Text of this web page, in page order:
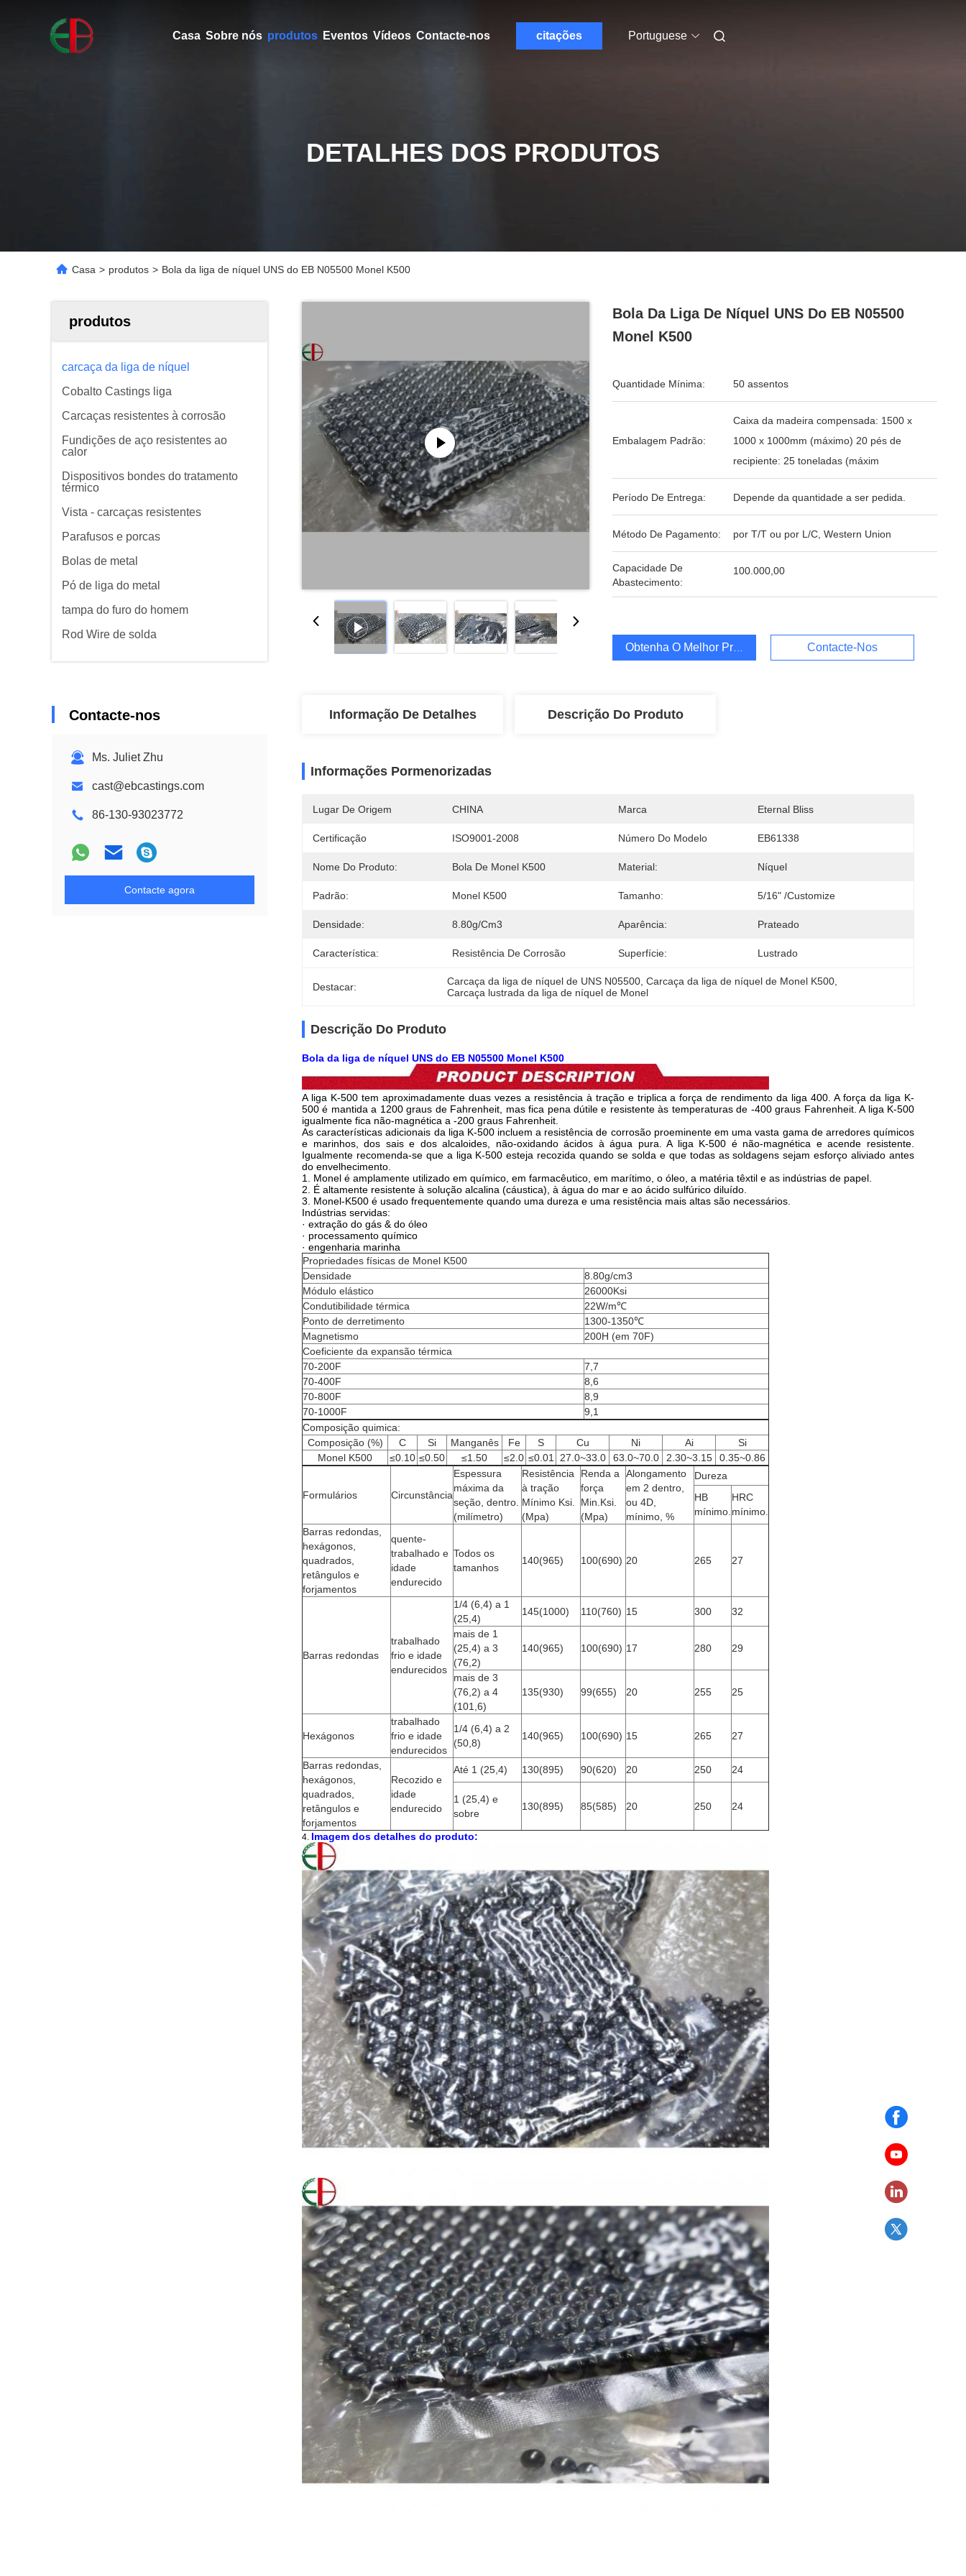
Casa Sobre nós produtos Eventos Vídeos Contacte-nos citações Portuguese
DETALHES DOS PRODUTOS
Casa > produtos > Bola da liga de níquel UNS do EB N05500 Monel K500
produtos
carcaça da liga de níquel
Cobalto Castings liga
Carcaças resistentes à corrosão
Fundições de aço resistentes ao
calor
Dispositivos bondes do tratamento
térmico
Vista - carcaças resistentes
Parafusos e porcas
Bolas de metal
Pó de liga do metal
tampa do furo do homem
Rod Wire de solda
Contacte-nos
Ms. Juliet Zhu
cast@ebcastings.com
86-130-93023772
Contacte agora
Bola Da Liga De Níquel UNS Do EB N05500
Monel K500
Quantidade Mínima: 50 assentos
Embalagem Padrão:
Caixa da madeira compensada: 1500 x
1000 x 1000mm (máximo) 20 pés de
recipiente: 25 toneladas (máxim
Período De Entrega: Depende da quantidade a ser pedida.
Método De Pagamento: por T/T ou por L/C, Western Union
Capacidade De
Abastecimento:
100.000,00
Obtenha O Melhor Preço Contacte-Nos
Informação De Detalhes Descrição Do Produto
Informações Pormenorizadas
Lugar De Origem CHINA Marca Eternal Bliss
Certificação ISO9001-2008 Número Do Modelo EB61338
Nome Do Produto: Bola De Monel K500 Material: Níquel
Padrão: Monel K500 Tamanho: 5/16" /Customize
Densidade: 8.80g/cm3 Aparência: Prateado
Característica: Resistência De Corrosão Superfície: Lustrado
Destacar: Carcaça da liga de níquel de UNS N05500 , Carcaça da liga de níquel de Monel K500
Carcaça lustrada da liga de níquel de Monel
Descrição Do Produto
Bola da liga de níquel UNS do EB N05500 Monel K500
A liga K-500 tem aproximadamente duas vezes a resistência à tração e triplica a força de rendimento da liga 400. A força da liga K-
500 é mantida a 1200 graus de Fahrenheit, mas fica pena dútile e resistente às temperaturas de -400 graus Fahrenheit. A liga K-500
igualmente fica não-magnética a -200 graus Fahrenheit.
As características adicionais da liga K-500 incluem a resistência de corrosão proeminente em uma vasta gama de arredores químicos
e marinhos, dos sais e dos alcaloides, não-oxidando ácidos à água pura. A liga K-500 é não-magnética e acende resistente.
Igualmente recomenda-se que a liga K-500 esteja recozida quando se solda e que todas as soldagens sejam esforço aliviado antes
do envelhecimento.
1. Monel é amplamente utilizado em químico, em farmacêutico, em marítimo, o óleo, a matéria têxtil e as indústrias de papel.
2. É altamente resistente à solução alcalina (cáustica), à água do mar e ao ácido sulfúrico diluído.
3. Monel-K500 é usado frequentemente quando uma dureza e uma resistência mais altas são necessários.
Indústrias servidas:
· extração do gás & do óleo
· processamento químico
· engenharia marinha
Propriedades físicas de Monel K500
Densidade
8.80g/cm3
Módulo elástico
26000Ksi
Condutibilidade térmica
22W/m℃
Ponto de derretimento
1300-1350℃
Magnetismo
200H (em 70F)
Coeficiente da expansão térmica
70-200F
7,7
70-400F
8,6
70-800F
8,9
70-1000F
9,1
Composição quimica:
Composição (%)
C Si Manganês Fe S Cu Ni Ai
Si
Monel K500
≤0.10 ≤0.50 ≤1.50 ≤2.0 ≤0.01 27.0~33.0 63.0~70.0 2.30~3.15 0.35~0.86
Formulários Circunstância
Espessura
máxima da
seção, dentro.
(milímetro)
Resistência
à tração
Mínimo Ksi.
(Mpa)
Renda a
força
Min.Ksi.
(Mpa)
Alongamento
em 2 dentro,
ou 4D,
mínimo, %
Dureza
HB
mínimo.
HRC
mínimo.
Barras redondas,
hexágonos,
quadrados,
retângulos e
forjamentos
quente-
trabalhado e
idade
endurecido
Todos os
tamanhos
140(965) 100(690) 20 265 27
Barras redondas
trabalhado
frio e idade
endurecidos
1/4 (6,4) a 1
(25,4)
145(1000) 110(760) 15 300
32
mais de 1
(25,4) a 3
(76,2)
140(965) 100(690) 17 280 29
mais de 3
(76,2) a 4
(101,6)
135(930) 99(655) 20 255 25
Hexágonos
trabalhado
frio e idade
endurecidos
1/4 (6,4) a 2
(50,8)
140(965) 100(690) 15 265 27
Barras redondas,
hexágonos,
quadrados,
retângulos e
forjamentos
Recozido e
idade
endurecido
Até 1 (25,4) 130(895) 90(620) 20 250 24
1 (25,4) e
sobre
130(895) 85(585) 20 250 24
4. Imagem dos detalhes do produto: